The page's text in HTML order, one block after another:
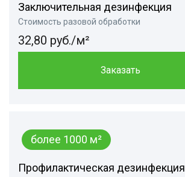
Заключительная дезинфекция
Стоимость разовой обработки
32,80 руб./м²
Заказать
более 1000 м²
Профилактическая дезинфекция